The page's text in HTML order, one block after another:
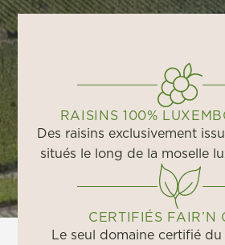
RAISINS 100%
Des raisins exclusivement
situés le long de la moselle
CERTIFIÉS FAIR’N
Le seul domaine certifié